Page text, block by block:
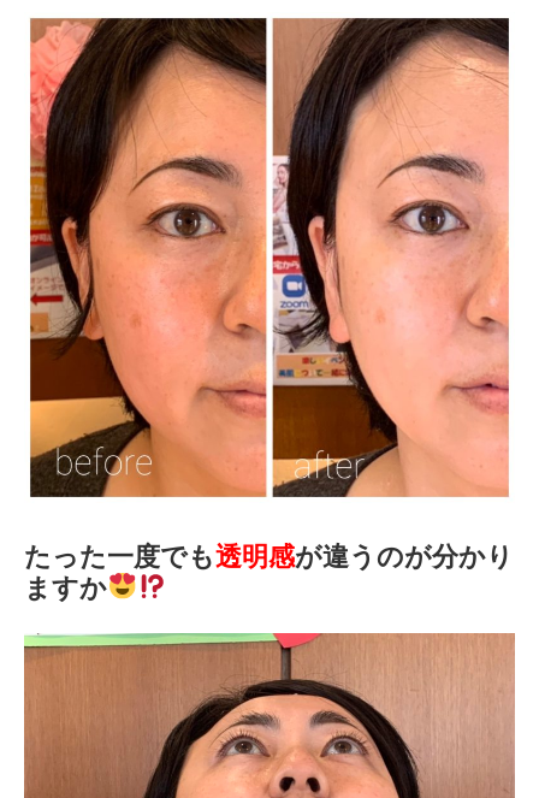
たった一度でも透明感が違うのが分かり
ますか